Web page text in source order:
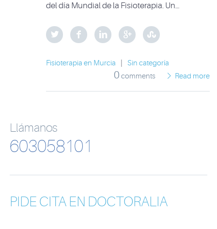
del día Mundial de la Fisioterapia. Un…
Fisioterapia en Murcia Sin categoría
0 comments Read more
Llámanos
603058101
PIDE CITA EN DOCTORALIA